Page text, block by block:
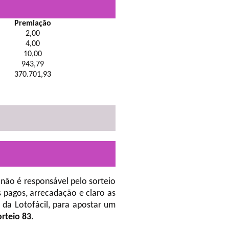
Premiação
2,00
4,00
10,00
943,79
370.701,93
é responsável pelo sorteio
arrecadação e claro as
da Lotofácil, para apostar um
83.